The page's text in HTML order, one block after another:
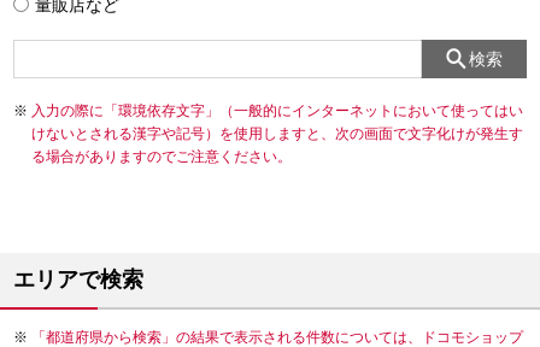
量販店など
検索
入力の際に「環境依存文字」（一般的にインターネットにおいて使ってはい
けないとされる漢字や記号）を使用しますと、次の画面で文字化けが発生す
る場合がありますのでご注意ください。
エリアで検索
「都道府県から検索」の結果で表示される件数については、ドコモショップ